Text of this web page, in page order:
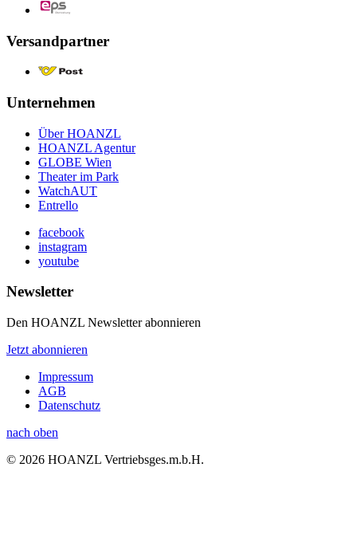
Versandpartner
Unternehmen
Über HOANZL
HOANZL Agentur
GLOBE Wien
Theater im Park
WatchAUT
Entrello
facebook
instagram
youtube
Newsletter
Den HOANZL Newsletter abonnieren
Jetzt abonnieren
Impressum
AGB
Datenschutz
nach oben
© 2026 HOANZL Vertriebsges.m.b.H.